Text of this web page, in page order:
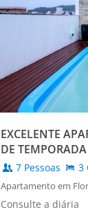
EXCELENTE
DE
7 Pessoas 3
Apartamento em
Consulte a diária